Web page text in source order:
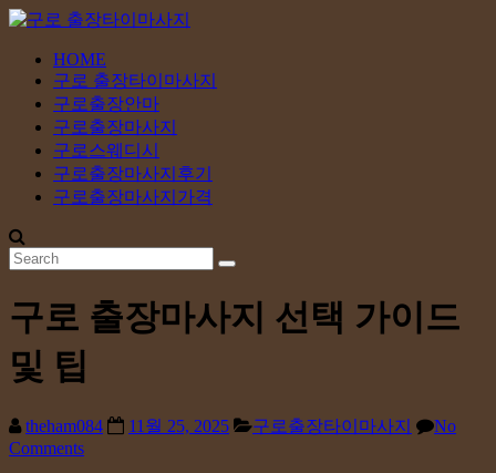
Skip
content
마
사
시
간
일
HOME
구로 출장타이마사지
구로출장안마
구로출장마사지
구로스웨디시
구로출장마사지후기
구로출장마사지가격
구로 출장마사지 선택 가이드
및 팁
theham084 11월 25, 2025 구로출장타이마사지
No
Comments